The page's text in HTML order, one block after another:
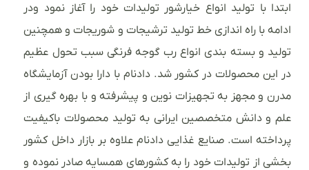
ابتدا با تولید انواع خیارشور تولیدات خود را آغاز نمود ودر
ادامه با راه اندازی خط تولید ترشیجات و شوریجات و همچنین
تولید و بسته بندی انواع رب گوجه فرنگی سبب تحول عظیم
در این محصولات در کشور شد. دادنام با دارا بودن آزمایشگاه
مدرن و مجهز به تجهیزات نوین و پیشرفته و با بهره گیری از
علم و دانش متخصصین ایرانی به تولید محصولات باکیفیت
پرداخته است. صنایع غذایی دادنام علاوه بر بازار داخل کشور
بخشی از تولیدات خود را به کشورهای همسایه صادر نموده و